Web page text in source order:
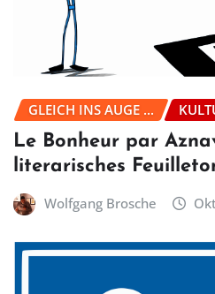
GLEICH INS AUGE ...
Le Bonheur par
literarisches
Wolfgang Brosche